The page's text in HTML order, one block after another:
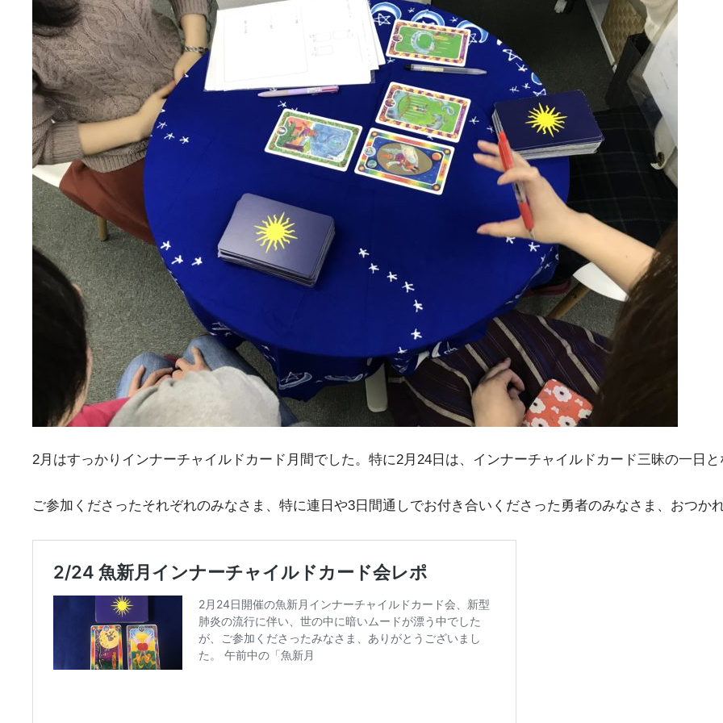
2月はすっかりインナーチャイルドカード月間でした。特に2月24日は、インナーチャイルドカード三昧の一日と
ご参加くださったそれぞれのみなさま、特に連日や3日間通しでお付き合いくださった勇者のみなさま、おつか